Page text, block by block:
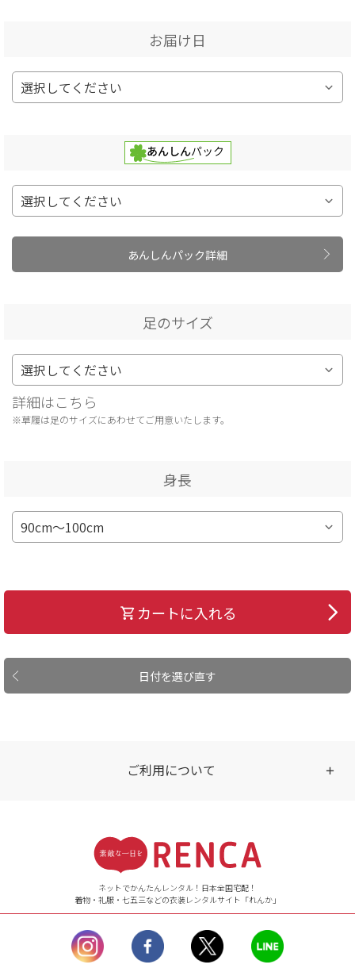
お届け日
あんしんパック詳細
足のサイズ
詳細はこちら
※草履は足のサイズにあわせてご用意いたします。
身長
日付を選び直す
カートに入れる
ご利用について
【ご注文（インターネット）】
24時間年中無休
【お問い合わせ窓口（メー
ル）】10:00~17:00
土曜日、日曜日、臨
時休業日を除く。
営業時間外にいただ
ネットでかんたんレンタル！日本全国宅配！
着物・礼服・七五三などの衣装レンタルサイト「れんか」